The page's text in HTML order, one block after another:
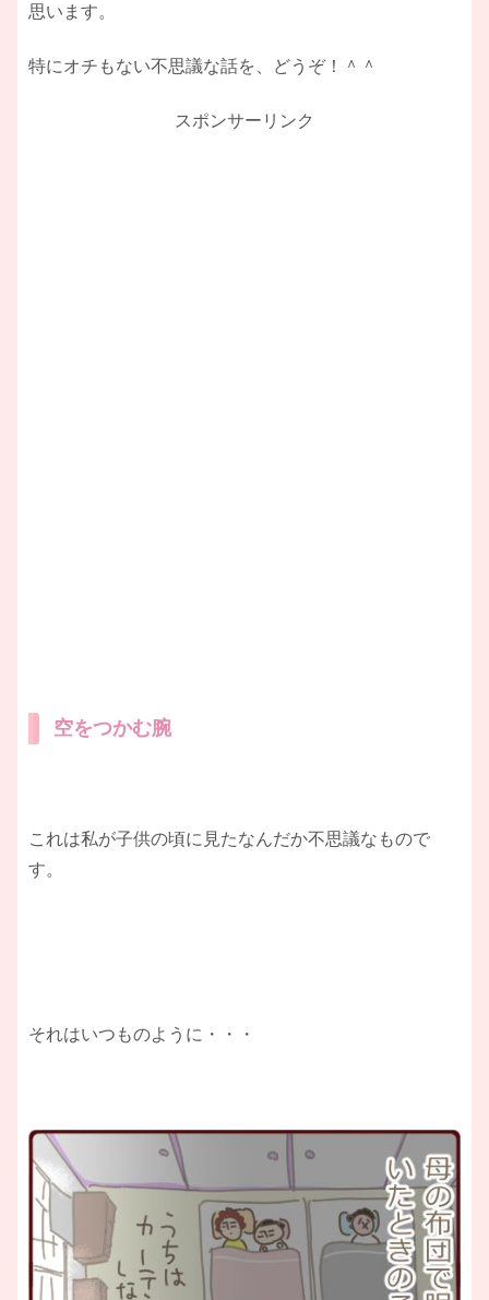
思います。
特にオチもない不思議な話を、どうぞ！＾＾
スポンサーリンク
空をつかむ腕
これは私が子供の頃に見たなんだか不思議なもので
す。
それはいつものように・・・